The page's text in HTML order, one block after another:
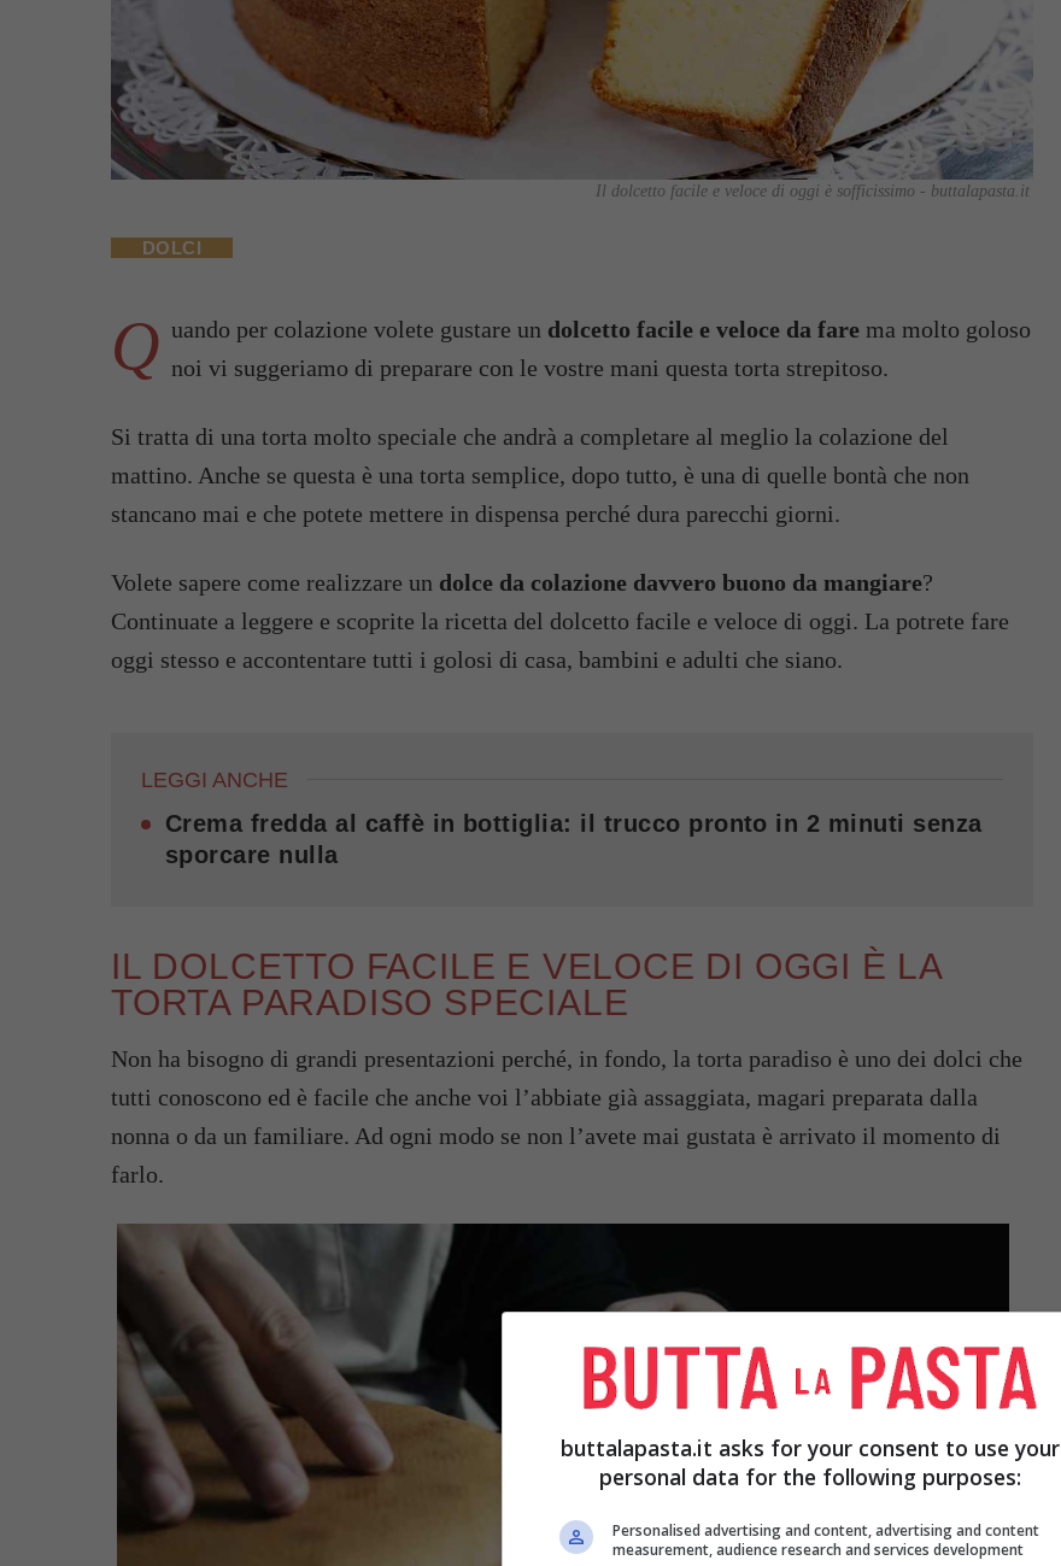
Il dolcetto facile e veloce di oggi è sofficissimo - buttalapasta.it
DOLCI
Q uando per colazione volete gustare un dolcetto facile e veloce da fare ma molto goloso
noi vi suggeriamo di preparare con le vostre mani questa torta strepitoso.
Si tratta di una torta molto speciale che andrà a completare al meglio la colazione del
mattino. Anche se questa è una torta semplice, dopo tutto, è una di quelle bontà che non
stancano mai e che potete mettere in dispensa perché dura parecchi giorni.
Volete sapere come realizzare un dolce da colazione davvero buono da mangiare?
Continuate a leggere e scoprite la ricetta del dolcetto facile e veloce di oggi. La potrete fare
oggi stesso e accontentare tutti i golosi di casa, bambini e adulti che siano.
LEGGI ANCHE
Crema fredda al caffè in bottiglia: il trucco pronto in 2 minuti senza
sporcare nulla
IL DOLCETTO FACILE E VELOCE DI OGGI È LA
TORTA PARADISO SPECIALE
Non ha bisogno di grandi presentazioni perché, in fondo, la torta paradiso è uno dei dolci che
tutti conoscono ed è facile che anche voi l’abbiate già assaggiata, magari preparata dalla
nonna o da un familiare. Ad ogni modo se non l’avete mai gustata è arrivato il momento di
farlo.
buttalapasta.it asks for your consent to use your
personal data for the following purposes:
Personalised advertising and content, advertising and content
measurement, audience research and services development